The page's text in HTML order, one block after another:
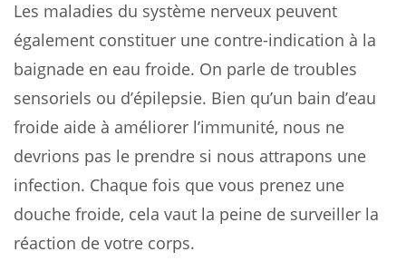
Les maladies du système nerveux peuvent
également constituer une contre-indication à la
baignade en eau froide. On parle de troubles
sensoriels ou d’épilepsie. Bien qu’un bain d’eau
froide aide à améliorer l’immunité, nous ne
devrions pas le prendre si nous attrapons une
infection. Chaque fois que vous prenez une
douche froide, cela vaut la peine de surveiller la
réaction de votre corps.